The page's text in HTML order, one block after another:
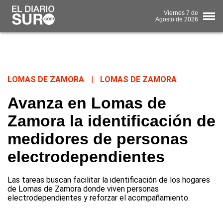
Viernes 7 de
Agosto de 2026
LOMAS DE ZAMORA LOMAS DE ZAMORA
Avanza en Lomas de
Zamora la identificación de
medidores de personas
electrodependientes
Las tareas buscan facilitar la identificación de los hogares
de Lomas de Zamora donde viven personas
electrodependientes y reforzar el acompañamiento.